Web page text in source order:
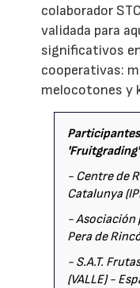
colaborador
validada para
significativos
cooperativas:
melocotones y
'Fruitgrading'
- Centre de
Catalunya
- Asociación
Pera de
- S.A.T.
(VALLE) -